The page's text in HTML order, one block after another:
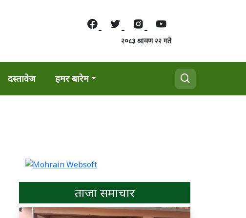
२०८३ श्रावण २२ गते
दस्तावेज हमर बारेम
ताजा समाचार